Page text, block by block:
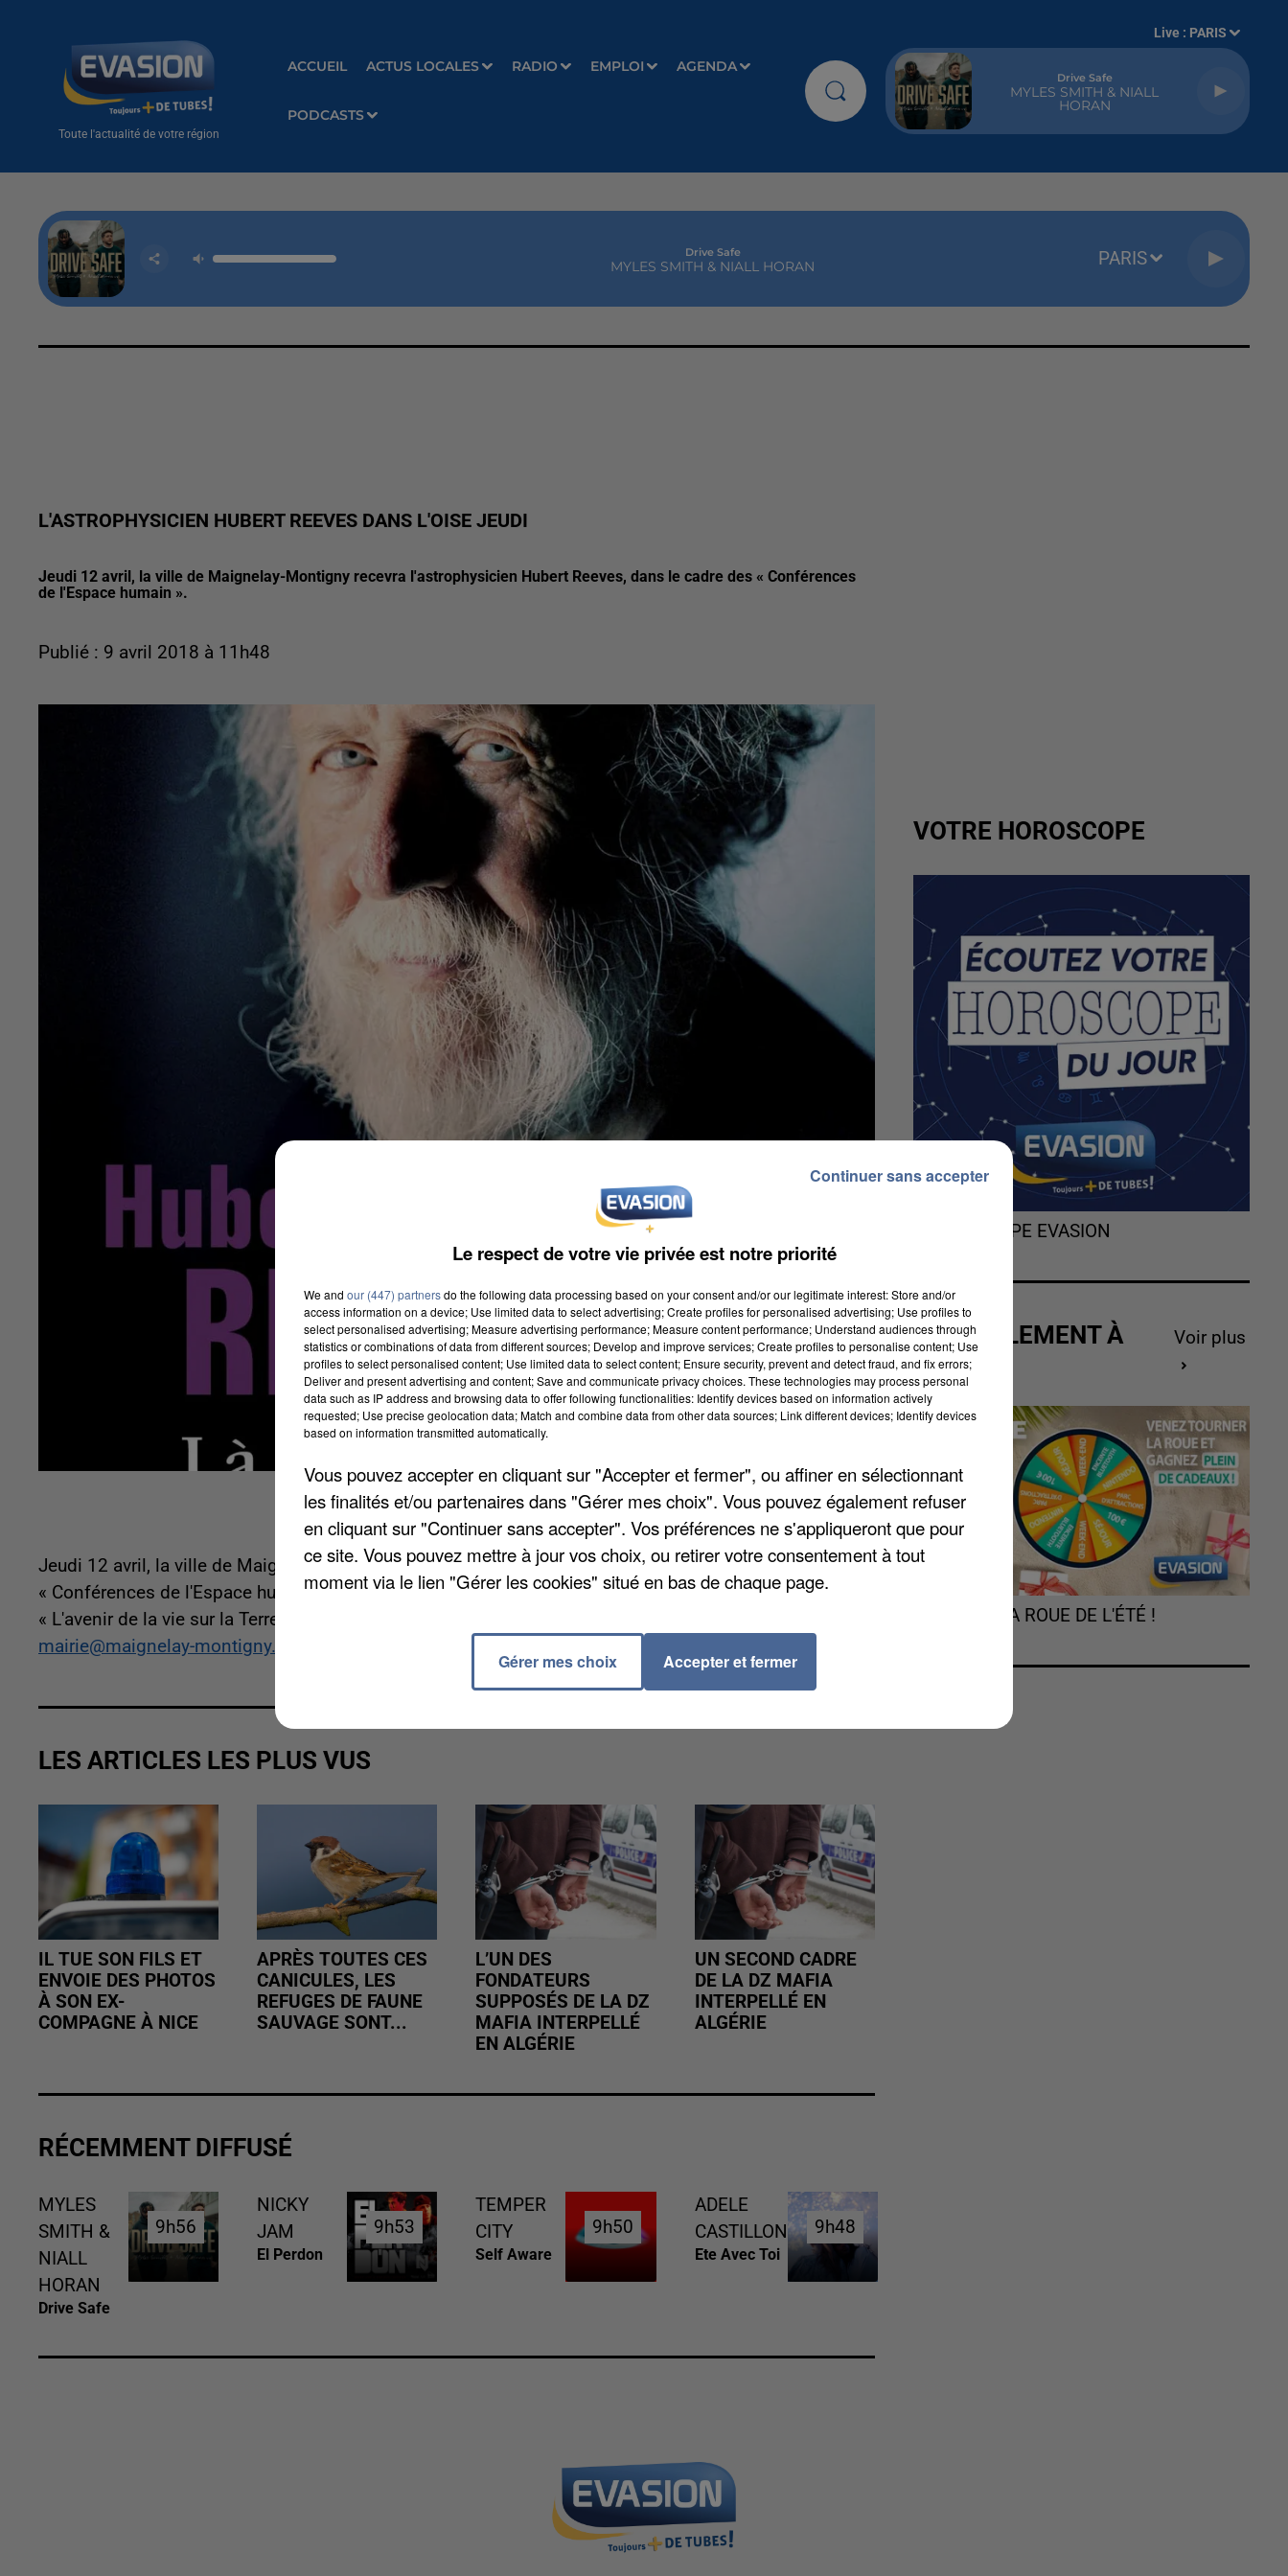
Toute l'actualité de votre région
ACCUEIL ACTUS LOCALES RADIO EMPLOI AGENDA
PODCASTS
Live : PARIS
Drive Safe
MYLES SMITH & NIALL
HORAN
Drive Safe
MYLES SMITH & NIALL HORAN PARIS
L'ASTROPHYSICIEN HUBERT REEVES DANS L'OISE JEUDI
Jeudi 12 avril, la ville de Maignelay-Montigny recevra l'astrophysicien Hubert Reeves, dans le cadre des « Conférences
de l'Espace humain ».
Publié : 9 avril 2018 à 11h48
Jeudi 12 avril, la ville de Maignelay-Montigny recevra l'astrophysicien Hubert Reeves, dans le cadre des
« Conférences de l'Espace humain ». Cette rencontre organisée par Alain Koniarz est sur le thème
« L'avenir de la vie sur la Terre », et débutera à 14 heures. Réservation au 03 44 51 14 01 et via
mairie@maignelay-montigny.fr
LES ARTICLES LES PLUS VUS
IL TUE SON FILS ET
ENVOIE DES PHOTOS
À SON EX-
COMPAGNE À NICE
APRÈS TOUTES CES
CANICULES, LES
REFUGES DE FAUNE
SAUVAGE SONT...
L’UN DES
FONDATEURS
SUPPOSÉS DE LA DZ
MAFIA INTERPELLÉ
EN ALGÉRIE
UN SECOND CADRE
DE LA DZ MAFIA
INTERPELLÉ EN
ALGÉRIE
RÉCEMMENT DIFFUSÉ
MYLES
SMITH &
NIALL
HORAN
Drive Safe
9h56
9h56
NICKY
JAM
El Perdon
9h53
9h53
TEMPER
CITY
Self Aware
9h50
9h50
ADELE
CASTILLON
Ete Avec Toi
9h48
9h48
VOTRE HOROSCOPE
L'HOROSCOPE EVASION
ACTUELLEMENT À
GAGNER
Voir plus
TOURNEZ LA ROUE DE L'ÉTÉ !
Le respect de votre vie privée est notre priorité
We and our (447) partnersdo the following data processing based on your consent and/or our legitimate interest: Store and/or
access information on a device; Use limited data to select advertising; Create profiles for personalised advertising; Use profiles to
select personalised advertising; Measure advertising performance; Measure content performance; Understand audiences through
statistics or combinations of data from different sources; Develop and improve services; Create profiles to personalise content; Use
profiles to select personalised content; Use limited data to select content; Ensure security, prevent and detect fraud, and fix errors;
Deliver and present advertising and content; Save and communicate privacy choices. These technologies may process personal
data such as IP address and browsing data to offer following functionalities: Identify devices based on information actively
requested; Use precise geolocation data; Match and combine data from other data sources; Link different devices; Identify devices
based on information transmitted automatically.
Vous pouvez accepter en cliquant sur "Accepter et fermer", ou affiner en sélectionnant
les finalités et/ou partenaires dans "Gérer mes choix". Vous pouvez également refuser
en cliquant sur "Continuer sans accepter". Vos préférences ne s'appliqueront que pour
ce site. Vous pouvez mettre à jour vos choix, ou retirer votre consentement à tout
moment via le lien "Gérer les cookies" situé en bas de chaque page.
Gérer mes choix Accepter et fermer
Continuer sans accepter